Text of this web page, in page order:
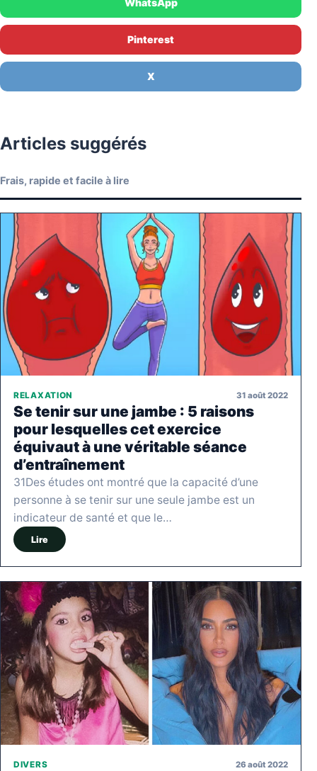
WhatsApp
Pinterest
X
Articles suggérés
Frais, rapide et facile à lire
RELAXATION 31 août 2022
Se tenir sur une jambe : 5 raisons
pour lesquelles cet exercice
équivaut à une véritable séance
d’entraînement
31Des études ont montré que la capacité d’une
personne à se tenir sur une seule jambe est un
indicateur de santé et que le…
Lire
DIVERS 26 août 2022